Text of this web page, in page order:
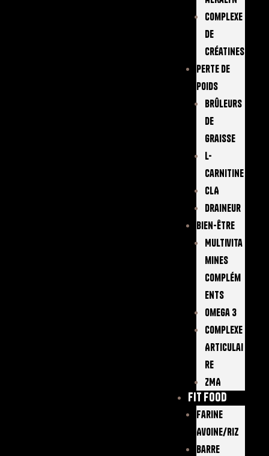
Complexe
De
Créatines
Perte De
Poids
Brûleurs
De
Graisse
L-
Carnitine
CLA
Draineur
Bien-Être
Multivita
Mines
Complém
Ents
Omega 3
Complexe
Articulai
Re
ZMA
FIT FOOD
Farine
Avoine/Riz
Barre